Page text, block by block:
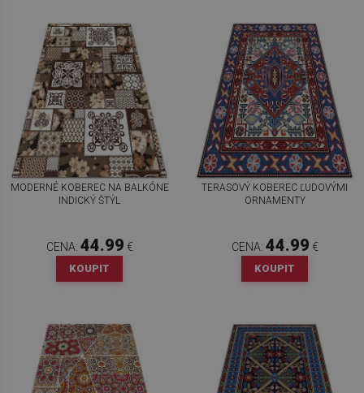
MODERNÉ KOBEREC NA BALKÓNE
INDICKÝ ŠTÝL
CENA: 44.99 €
KOUPIT
TERASOVÝ KOBEREC ĽUDOVÝMI
ORNAMENTY
CENA: 44.99 €
KOUPIT